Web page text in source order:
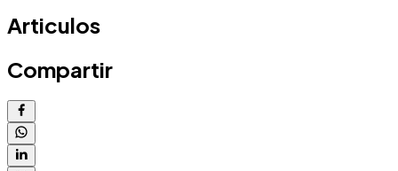
Articulos
Compartir